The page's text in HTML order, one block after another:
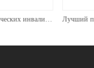
Лучший поставщик электрических инвалидных колясок Topmedi TEW110A (TLE)